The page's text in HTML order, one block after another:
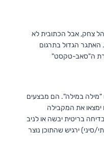
אבל הכתובית לא
הגדול בתרגום
ה"סאב-טקסט"
במילה". הם מבצעים
את המקבילה
בריטית יבשה או לניב
ירגיש שהתוכן נוצר